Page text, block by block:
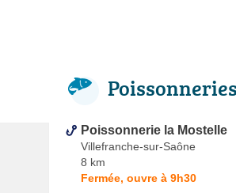
Poissonnerie la Mostelle
Villefranche-sur-Saône
8 km
Fermée, ouvre à 9h30